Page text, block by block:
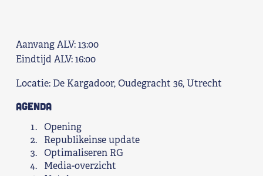
Aanvang ALV: 13:00
Eindtijd ALV: 16:00
Locatie: De Kargadoor, Oudegracht 36, Utrecht
Agenda
Opening
Republikeinse update
Optimaliseren RG
Media-overzicht